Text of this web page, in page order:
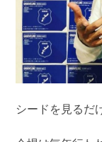
シードを見るだ